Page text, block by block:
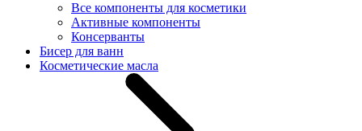
Все компоненты для косметики
Активные компоненты
Консерванты
Бисер для ванн
Косметические масла